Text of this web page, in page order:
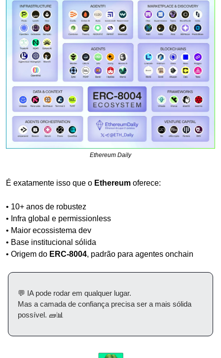
Ethereum Daily
É exatamente isso que o Ethereum oferece:
• 10+ anos de robustez
• Infra global e permissionless
• Maior ecossistema dev
• Base institucional sólida
• Origem do ERC-8004, padrão para agentes onchain
💬 IA pode rodar em qualquer lugar.
Mas a camada de confiança precisa ser a mais sólida
possível. 🧱📊